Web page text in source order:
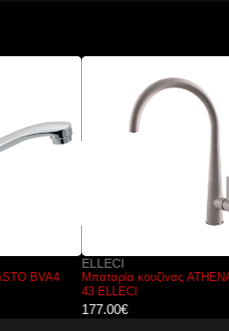
ATHENA Tortora
Απορροφητήρας με
CTW 30 KARAG
222.00